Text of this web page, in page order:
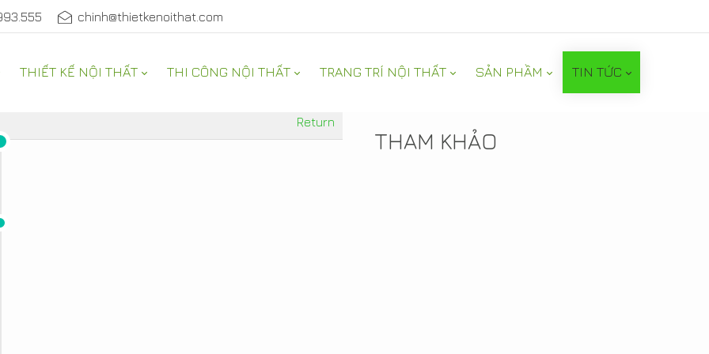
chinh@thietkenoithat.com
THIẾT KẾ NỘI THẤT THI CÔNG NỘI THẤT TRANG TRÍ NỘI THẤT SẢN PHẦM TIN TỨC
Return
TIN NỔI BẬT
THAM KHẢO